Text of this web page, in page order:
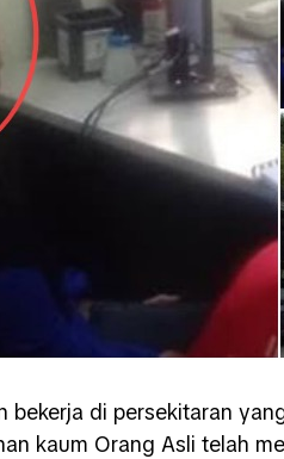
bekerja di persekitaran
kaum Orang Asli telah